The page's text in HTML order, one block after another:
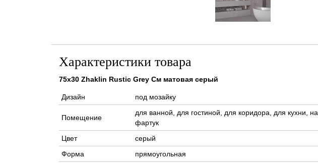
Характеристики товара
75x30 Zhaklin Rustic Grey См матовая серый
Дизайн под мозайку
Помещение
для ванной, для гостиной, для коридора, для кухни, на
фартук
Цвет
серый
Форма
прямоугольная